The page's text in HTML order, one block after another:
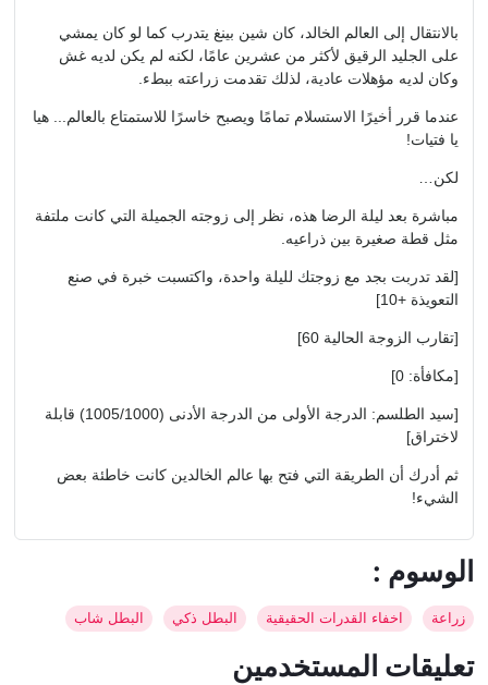
بالانتقال إلى العالم الخالد، كان شين بينغ يتدرب كما لو كان يمشي
على الجليد الرقيق لأكثر من عشرين عامًا، لكنه لم يكن لديه غش
وكان لديه مؤهلات عادية، لذلك تقدمت زراعته ببطء.
عندما قرر أخيرًا الاستسلام تمامًا ويصبح خاسرًا للاستمتاع بالعالم... هيا
يا فتيات!
لكن…
مباشرة بعد ليلة الرضا هذه، نظر إلى زوجته الجميلة التي كانت ملتفة
مثل قطة صغيرة بين ذراعيه.
[لقد تدربت بجد مع زوجتك لليلة واحدة، واكتسبت خبرة في صنع
التعويذة +10]
[تقارب الزوجة الحالية 60]
[مكافأة: 0]
[سيد الطلسم: الدرجة الأولى من الدرجة الأدنى (1005/1000) قابلة
لاختراق]
ثم أدرك أن الطريقة التي فتح بها عالم الخالدين كانت خاطئة بعض
الشيء!
: الوسوم
زراعة اخفاء القدرات الحقيقية البطل ذكي البطل شاب
تعليقات المستخدمين